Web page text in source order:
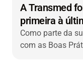
A Transmed
primeira à
farmacêutico
Como parte da
com as Boas